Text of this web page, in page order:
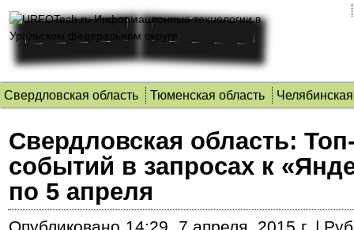
Свердловская область Тюменская область
Свердловская область:
событий в запросах к
по 5 апреля